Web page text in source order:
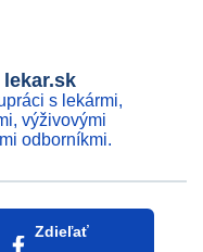
s lekármi,
výživovými
odborníkmi.
Zdieľať